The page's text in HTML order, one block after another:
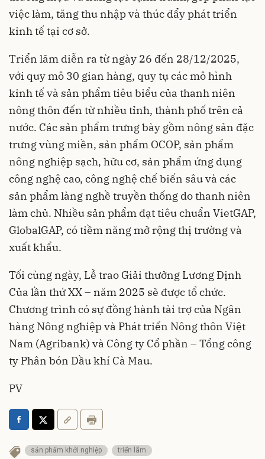
việc làm, tăng thu nhập và thúc đẩy phát triển
kinh tế tại cơ sở.
Triển lãm diễn ra từ ngày 26 đến 28/12/2025,
với quy mô 30 gian hàng, quy tụ các mô hình
kinh tế và sản phẩm tiêu biểu của thanh niên
nông thôn đến từ nhiều tỉnh, thành phố trên cả
nước. Các sản phẩm trưng bày gồm nông sản đặc
trưng vùng miền, sản phẩm OCOP, sản phẩm
nông nghiệp sạch, hữu cơ, sản phẩm ứng dụng
công nghệ cao, công nghệ chế biến sâu và các
sản phẩm làng nghề truyền thống do thanh niên
làm chủ. Nhiều sản phẩm đạt tiêu chuẩn VietGAP,
GlobalGAP, có tiềm năng mở rộng thị trường và
xuất khẩu.
Tối cùng ngày, Lễ trao Giải thưởng Lương Định
Của lần thứ XX – năm 2025 sẽ được tổ chức.
Chương trình có sự đồng hành tài trợ của Ngân
hàng Nông nghiệp và Phát triển Nông thôn Việt
Nam (Agribank) và Công ty Cổ phần – Tổng công
ty Phân bón Dầu khí Cà Mau.
PV
sản phẩm khởi nghiệp
triển lãm